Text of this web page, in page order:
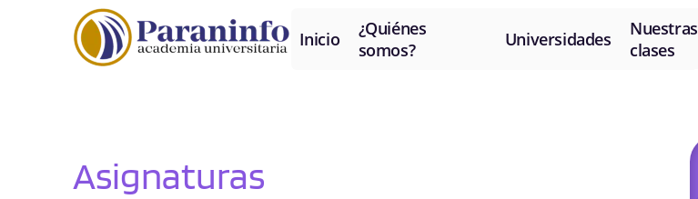
Inicio
¿Quiénes
somos?
Universidades
Nuestras
clases
Asignaturas